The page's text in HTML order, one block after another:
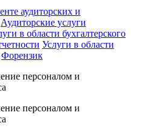
аудиторских и
Аудиторские услуги
в области бухгалтерского
Услуги в области
Форензик
персоналом и
персоналом и